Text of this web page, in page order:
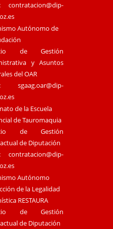
contratacion@dip-
Autónomo de
de Gestión
y Asuntos
del OAR
sgaag.oar@dip-
de la Escuela
de Tauromaquia
de Gestión
de Diputación
contratacion@dip-
Autónomo
de la Legalidad
RESTAURA
de Gestión
de Diputación